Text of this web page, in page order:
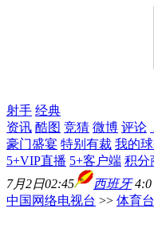
射手 经典
资讯 酷图 竞猜 微博 评论
豪门盛宴 特别有裁 我的
5+VIP直播 5+客户端 积分
7月2日02:45
西班牙4:0
中国网络电视台 >> 体育台